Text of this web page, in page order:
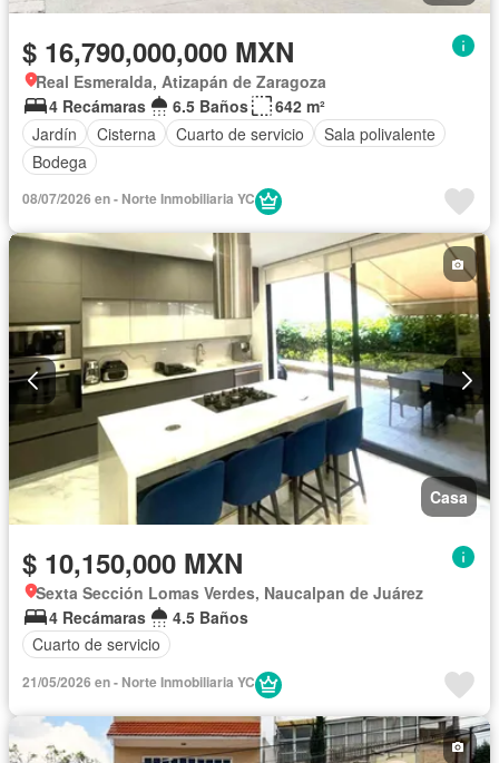
$ 16,790,000,000 MXN
Real Esmeralda, Atizapán de Zaragoza
4 Recámaras
6.5 Baños
642 m²
Jardín
Cisterna Cuarto de servicio
Sala polivalente
Bodega
08/07/2026 en - Norte Inmobiliaria YC
Casa
$ 10,150,000 MXN
Sexta Sección Lomas Verdes, Naucalpan de Juárez
4 Recámaras
4.5 Baños
Cuarto de servicio
21/05/2026 en - Norte Inmobiliaria YC